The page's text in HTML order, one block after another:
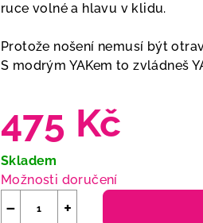
ruce volné a hlavu v klidu.
Protože nošení nemusí být
S modrým YAKem to zvládneš
475 Kč
Měrná
cena:
Skladem
Možnosti doručení
+
−